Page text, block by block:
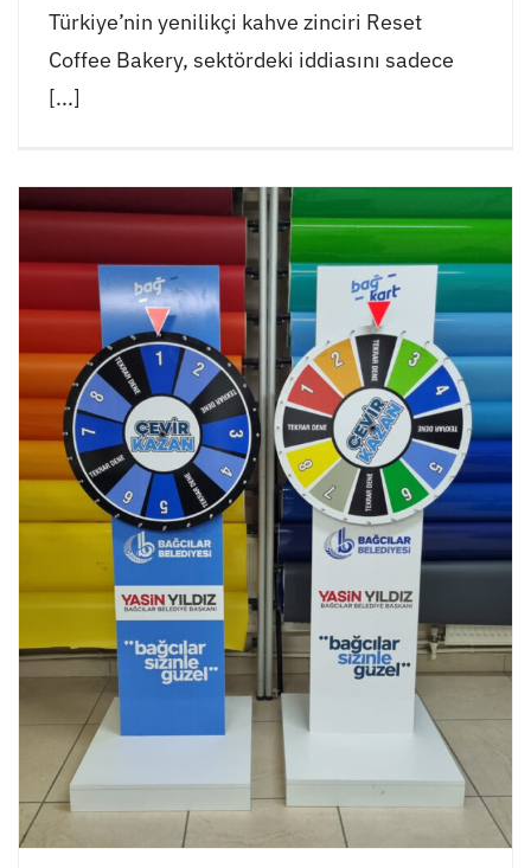
Türkiye’nin yenilikçi kahve zinciri Reset
Coffee Bakery, sektördeki iddiasını sadece
[...]